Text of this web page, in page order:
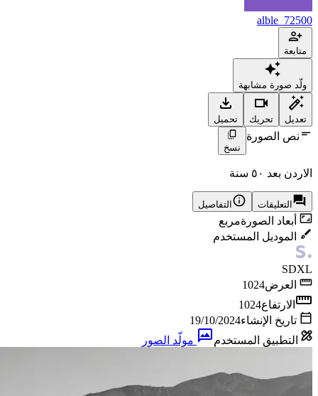
alble_72500
متابعة
ولّد صورة مشابهة
تعديل تحريك تحميل
نص الصورة
نسخ
الاردن بعد ٥٠ سنة
التعليقات التفاصيل
أبعاد الصورةمربع
الموديل المستخدم
SDXL
العرض1024
الارتفاع1024
تاريخ الإنشاء19/10/2024
التطبيق المستخدم
مولّد الصور